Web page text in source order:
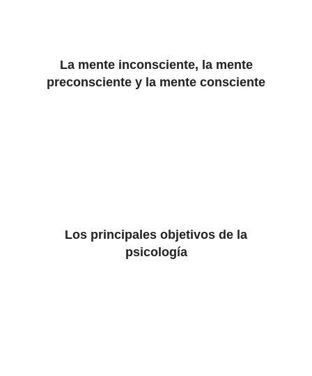
La mente inconsciente, la mente
preconsciente y la mente consciente
Los principales objetivos de la
psicología